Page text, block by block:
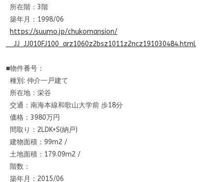
所在階：3階
築年月：1998/06
https://suumo.jp/chukomansion/
__JJ_JJ010FJ100_arz1060z2bsz1011z2ncz191030484.html
■物件番号：
種別: 仲介一戸建て
所在地：栄谷
交通：南海本線和歌山大学前 歩18分
価格：3980万円
間取り：2LDK+S(納戸)
建物面積：99m2 /
土地面積：179.09m2 /
階数：
築年月：2015/06